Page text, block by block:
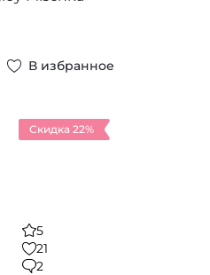
В избранное
Скидка 22%
5
21
2